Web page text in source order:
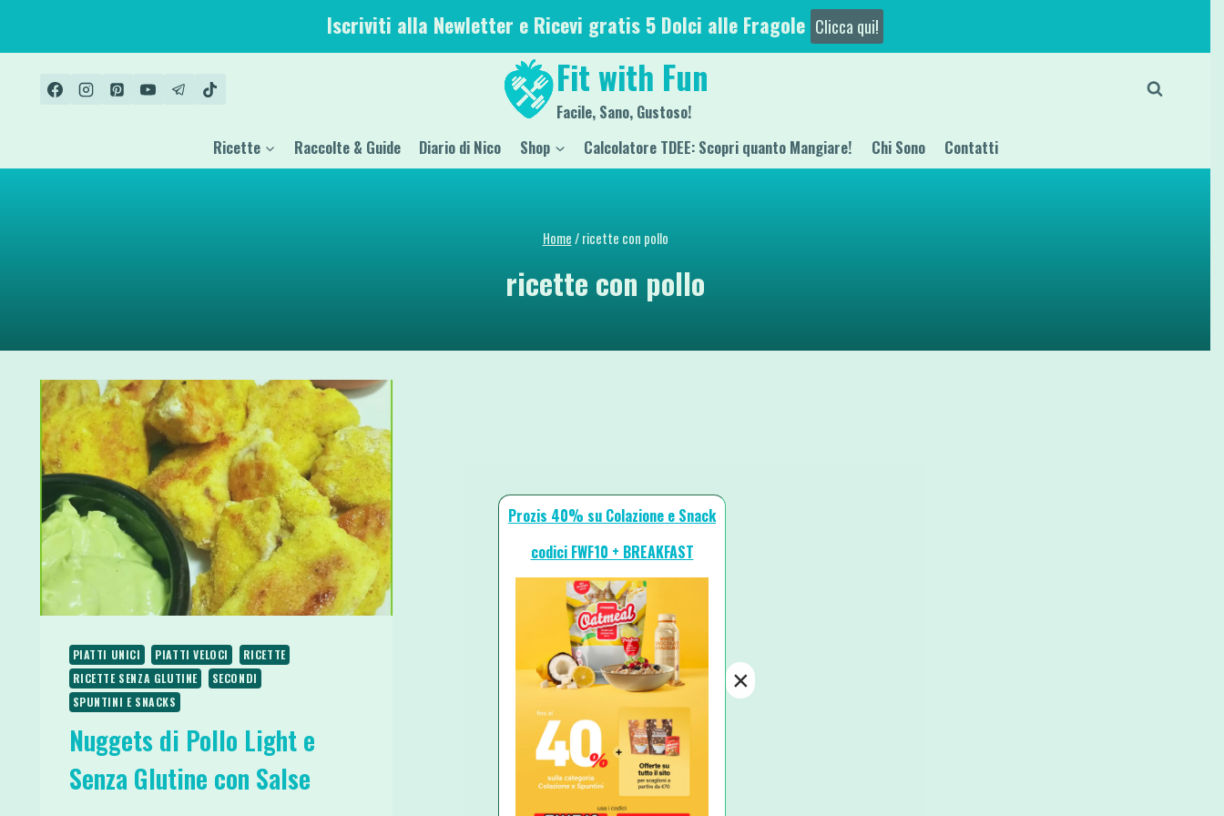
contenuto
Iscriviti alla Newletter e Ricevi gratis 5 Dolci alle Fragole Clicca qui!
Fit with Fun
Facile, Sano, Gustoso!
Ricette Raccolte & Guide Diario di Nico Shop Calcolatore TDEE: Scopri quanto Mangiare! Chi Sono Contatti
Home/ ricette con pollo
ricette con pollo
PIATTI UNICI PIATTI VELOCI
RICETTE
RICETTE SENZA GLUTINE
SECONDI
SPUNTINI E SNACKS
Nuggets di Pollo Light e
Senza Glutine con Salse
Prozis 40% su Colazione e Snack
codici FWF10 + BREAKFAST
×